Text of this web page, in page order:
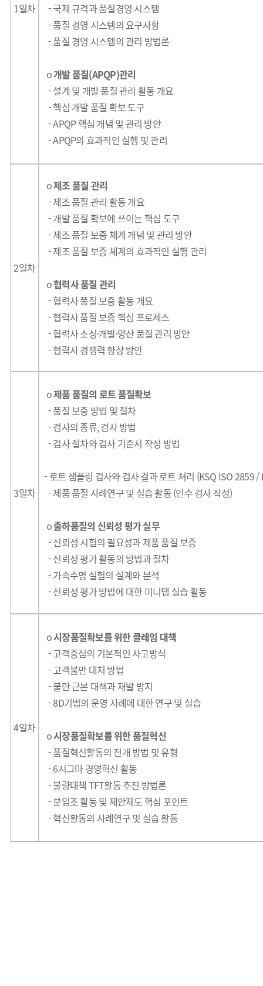
1일차
-국제 규격과 품질경영 시스템
- 품질 경영 시스템의 요구사항
- 품질 경영 시스템의 관리 방법론
o개발 품질(APQP)관리
- 설계 및 개발 품질 관리 활동 개요
- 핵심 개발 품질 확보 도구
- APQP 핵심 개념 및 관리 방안
- APQP의 효과적인 실행 및 관리
2일차
o제조 품질 관리
- 제조 품질 관리 활동 개요
- 개발 품질 확보에 쓰이는 핵심 도구
- 제조 품질 보증 체계 개념 및 관리 방안
-제조 품질 보증 체계의 효과적인 실행 관리
o협력사 품질 관리
- 협력사 품질 보증 활동 개요
- 협력사 품질 보증 핵심 프로세스
- 협력사 소싱·개발·양산 품질 관리 방안
- 협력사 경쟁력 향상 방안
3일차
o제품 품질의 로트 품질확보
- 품질 보증 방법 및 절차
- 검사의 종류, 검사 방법
- 검사 절차와 검사 기준서 작성 방법
- 로트 샘플링 검사와 검사 결과 로트 처리 (KSQ ISO 2859 /
-제품 품질 사례연구 및 실습 활동 (인수 검사 작성)
o출하품질의 신뢰성 평가 실무
- 신뢰성 시험의 필요성과 제품 품질 보증
-신뢰성 평가 활동의 방법과 절차
-가속수명 실험의 설계와 분석
-신뢰성 평가 방법에 대한 미니탭 실습 활동
4일차
o시장품질확보를 위한 클레임 대책
- 고객중심의 기본적인 사고방식
- 고객불만 대처 방법
- 불만 근본 대책과 재발 방지
-8D기법의 운영 사례에 대한 연구 및 실습
o시장품질확보를 위한 품질혁신
- 품질혁신활동의 전개 방법 및 유형
- 6시그마 경영혁신 활동
- 불량대책 TFT활동 추진 방법론
- 분임조 활동 및 제안제도 핵심 포인트
-혁신활동의 사례연구 및 실습 활동